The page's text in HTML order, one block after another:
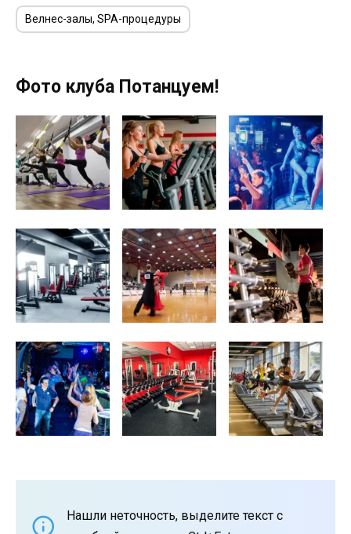
Велнес-залы, SPA-процедуры
Фото клуба Потанцуем!
Нашли неточность, выделите текст с